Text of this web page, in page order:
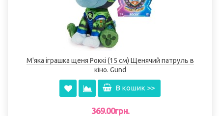
М'яка іграшка щеня Роккі (15 см) Щенячий патруль в
кіно. Gund
В кошик >>
369.00грн.